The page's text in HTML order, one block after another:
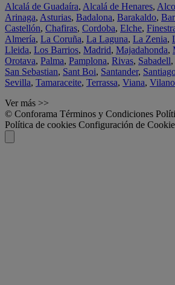
Alcalá de Guadaíra, Alcalá de Henares,
Arinaga, Asturias, Badalona, Barakaldo,
Castellón, Chafiras, Cordoba, Elche,
Almería, La Coruña, La Laguna, La Zenia,
Lleida, Los Barrios, Madrid, Majadahonda,
Orotava, Palma, Pamplona, Rivas, Sabadell,
San Sebastian, Sant Boi, Santander,
Sevilla, Tamaraceite, Terrassa, Viana,
Ver más >>
© Conforama Términos y Condiciones
Política de cookies Configuración de